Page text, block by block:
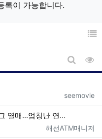
록이 가능합니다.
게시판
등록자
seemovie
열매...엄청난 연…
등록자
해선ATM매니저